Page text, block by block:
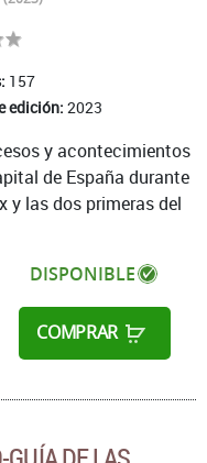
157
edición: 2023
DISPONIBLE
COMPRAR
y acontecimientos
de España durante
y las dos primeras del